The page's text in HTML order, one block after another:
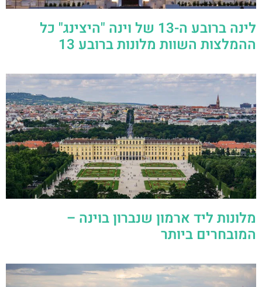
לינה ברובע ה-13 של וינה "היצינג" כל
ההמלצות השוות מלונות ברובע 13
מלונות ליד ארמון שנברון בוינה –
המובחרים ביותר